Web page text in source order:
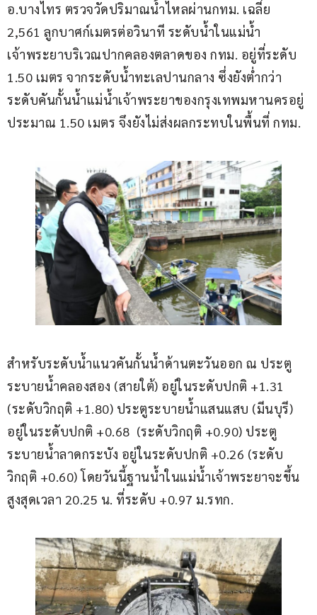
อ.บางไทร ตรวจวัดปริมาณน้ำไหลผ่านกทม. เฉลี่ย
2,561 ลูกบาศก์เมตรต่อวินาที ระดับน้ำในแม่น้ำ
เจ้าพระยาบริเวณปากคลองตลาดของ กทม. อยู่ที่ระดับ
1.50 เมตร จากระดับน้ำทะเลปานกลาง ซึ่งยังต่ำกว่า
ระดับคันกั้นน้ำแม่น้ำเจ้าพระยาของกรุงเทพมหานครอยู่
ประมาณ 1.50 เมตร จึงยังไม่ส่งผลกระทบในพื้นที่ กทม.
สำหรับระดับน้ำแนวคันกั้นน้ำด้านตะวันออก ณ ประตู
ระบายน้ำคลองสอง (สายใต้) อยู่ในระดับปกติ +1.31
(ระดับวิกฤติ +1.80) ประตูระบายน้ำแสนแสบ (มีนบุรี)
อยู่ในระดับปกติ +0.68  (ระดับวิกฤติ +0.90) ประตู
ระบายน้ำลาดกระบัง อยู่ในระดับปกติ +0.26 (ระดับ
วิกฤติ +0.60) โดยวันนี้ฐานน้ำในแม่น้ำเจ้าพระยาจะขึ้น
สูงสุดเวลา 20.25 น. ที่ระดับ +0.97 ม.รทก.